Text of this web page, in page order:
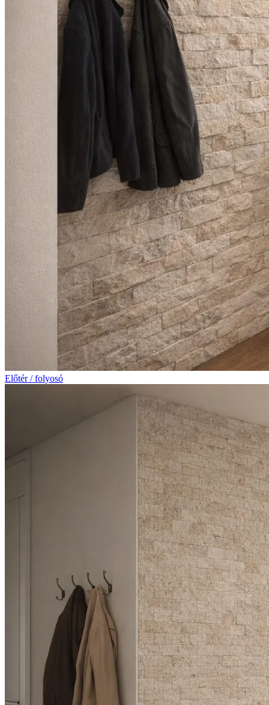
Előtér / folyosó